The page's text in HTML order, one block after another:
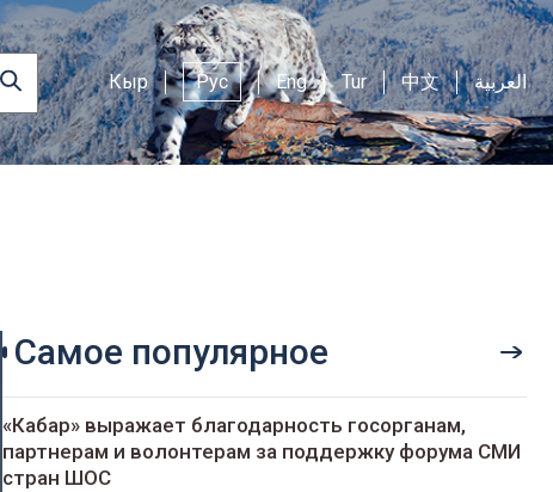
Кыр Рус Eng Tur 中文 العربية
Самое популярное
«Кабар» выражает благодарность госорганам,
партнерам и волонтерам за поддержку форума СМИ
стран ШОС